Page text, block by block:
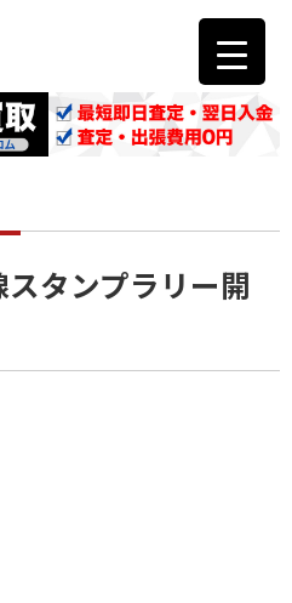
スタンプラリー開